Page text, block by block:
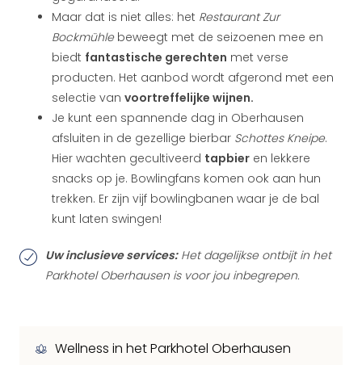
Maar dat is niet alles: het Restaurant Zur
Bockmühlebeweegt met de seizoenen mee en
biedt fantastische gerechten met verse
producten. Het aanbod wordt afgerond met een
selectie van voortreffelijke wijnen.
Je kunt een spannende dag in Oberhausen
afsluiten in de gezellige bierbar Schottes Kneipe.
Hier wachten gecultiveerd tapbier en lekkere
snacks op je. Bowlingfans komen ook aan hun
trekken. Er zijn vijf bowlingbanen waar je de bal
kunt laten swingen!
Uw inclusieve services:Het dagelijkse ontbijt in het
Parkhotel Oberhausen is voor jou inbegrepen.
Wellness in het Parkhotel Oberhausen